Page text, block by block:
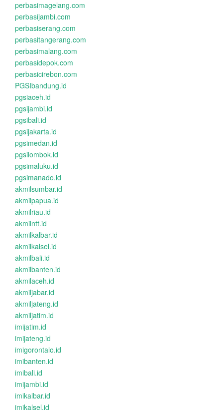
perbasimagelang.com
perbasijambi.com
perbasiserang.com
perbasitangerang.com
perbasimalang.com
perbasidepok.com
perbasicirebon.com
PGSIbandung.id
pgsiaceh.id
pgsijambi.id
pgsibali.id
pgsijakarta.id
pgsimedan.id
pgsilombok.id
pgsimaluku.id
pgsimanado.id
akmilsumbar.id
akmilpapua.id
akmilriau.id
akmilntt.id
akmilkalbar.id
akmilkalsel.id
akmilbali.id
akmilbanten.id
akmilaceh.id
akmiljabar.id
akmiljateng.id
akmiljatim.id
imijatim.id
imijateng.id
imigorontalo.id
imibanten.id
imibali.id
imijambi.id
imikalbar.id
imikalsel.id